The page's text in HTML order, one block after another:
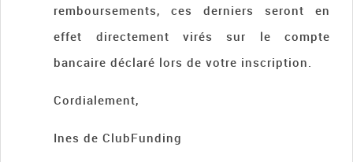
remboursements, ces derniers seront en
effet directement virés sur le compte
bancaire déclaré lors de votre inscription.
Cordialement,
Ines de ClubFunding